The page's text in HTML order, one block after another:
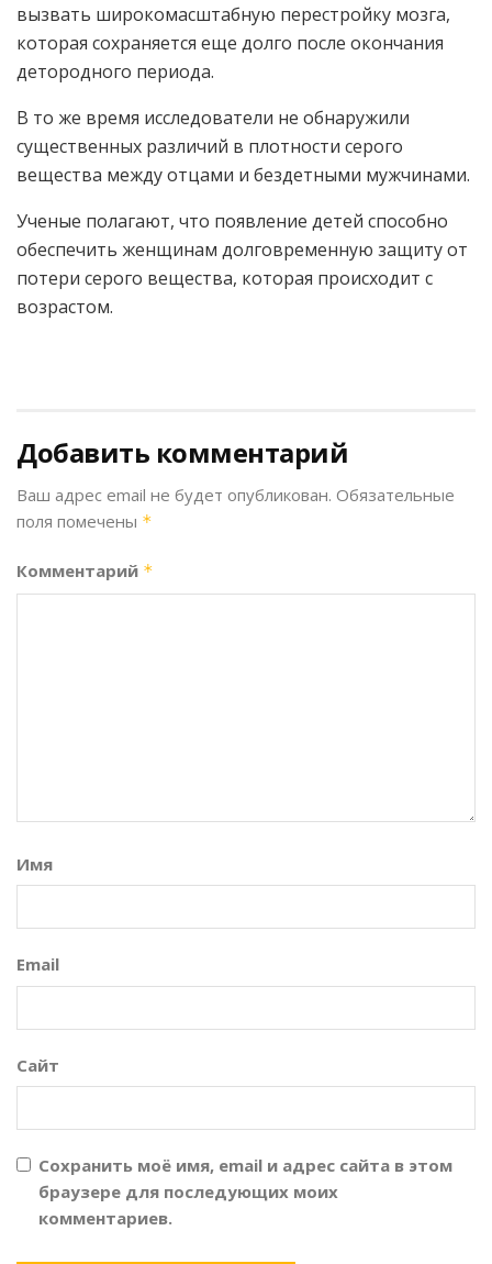
вызвать широкомасштабную перестройку мозга,
которая сохраняется еще долго после окончания
детородного периода.
В то же время исследователи не обнаружили
существенных различий в плотности серого
вещества между отцами и бездетными мужчинами.
Ученые полагают, что появление детей способно
обеспечить женщинам долговременную защиту от
потери серого вещества, которая происходит с
возрастом.
Добавить комментарий
Ваш адрес email не будет опубликован. Обязательные
поля помечены *
Комментарий *
Имя
Email
Сайт
Сохранить моё имя, email и адрес сайта в этом
браузере для последующих моих
комментариев.